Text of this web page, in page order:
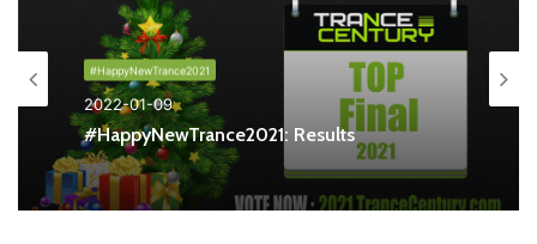
Голосуй прямо сейчас:
Понравился выпуск?
#HappyNewTrance2021
2022-01-09
#HappyNewTrance2021: Results